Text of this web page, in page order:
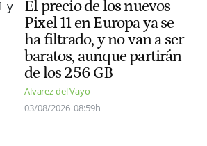
El precio de los nuevos
Pixel 11 en Europa ya se
ha filtrado, y no van a ser
baratos, aunque partirán
de los 256 GB
Alvarez del Vayo
03/08/2026 08:59h